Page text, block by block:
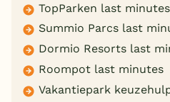
TopParken last minutes
Summio Parcs last
Dormio Resorts last
Roompot last minutes
Vakantiepark